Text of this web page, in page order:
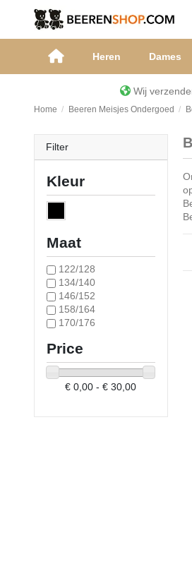
Heren Dames
Wij
Home Beeren Meisjes Ondergoed
Filter
Kleur
Maat
122/128
134/140
146/152
158/164
170/176
Price
€ 0,00 - € 30,00